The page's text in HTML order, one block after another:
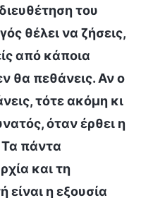
του
θέλει να ζήσεις,
από κάποια
θα πεθάνεις. Αν ο
τότε ακόμη κι
όταν έρθει η
Τα πάντα
και τη
είναι η εξουσία